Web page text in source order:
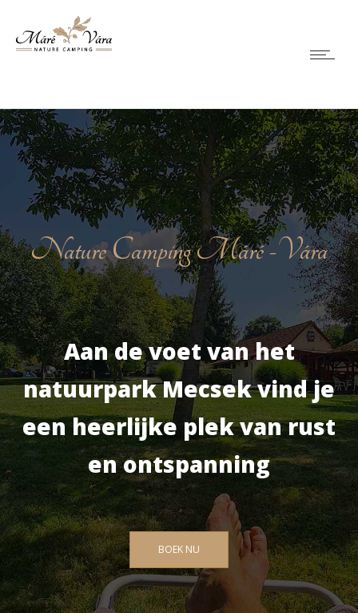
BOEK NU
Aan de voet van het
natuurpark Mecsek vind je
een heerlijke plek van rust
en ontspanning
Nature Camping Máré -Vára